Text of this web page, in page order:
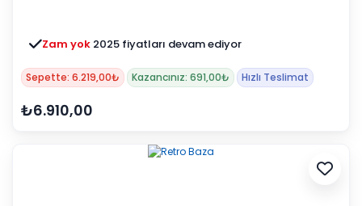
Zam yok 2025 fiyatları devam ediyor
Sepette: 6.219,00₺ Kazancınız: 691,00₺ Hızlı Teslimat
₺6.910,00